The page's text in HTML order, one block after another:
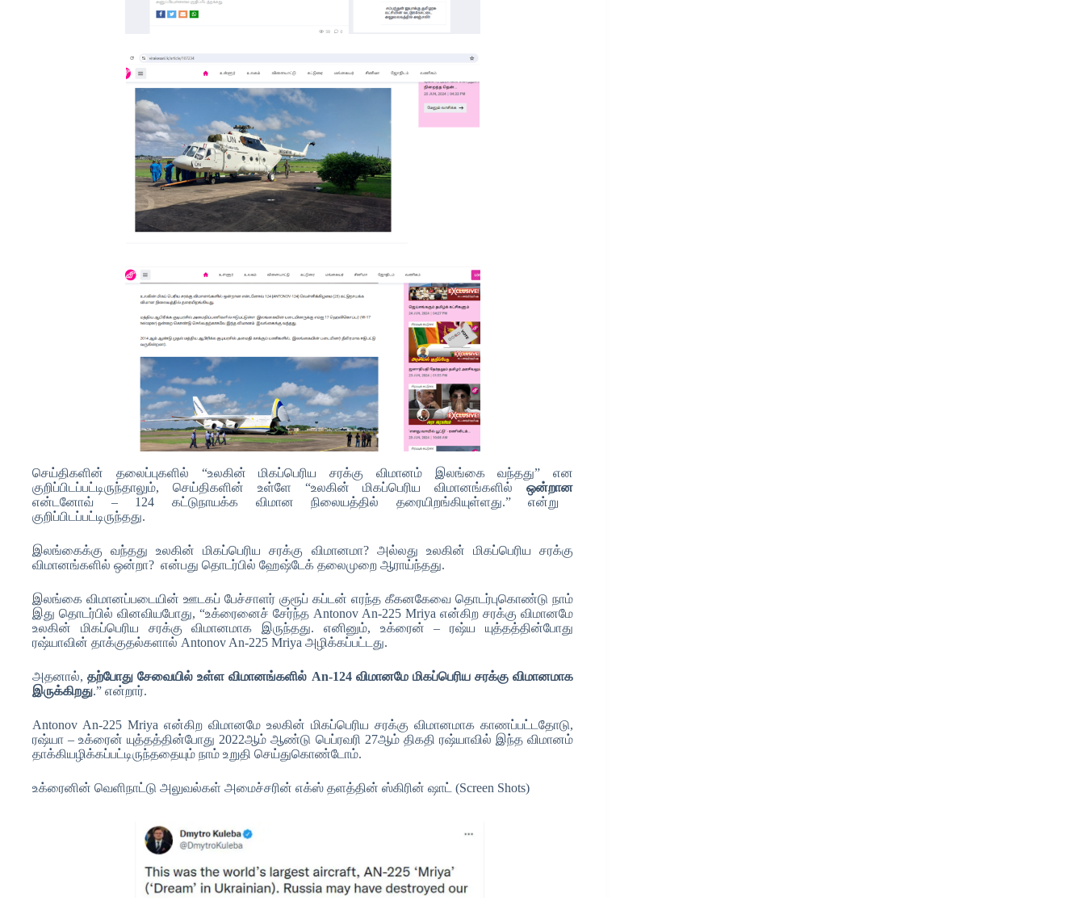
செய்திகளின் தலைப்புகளில் “உலகின் மிகப்பெரிய சரக்கு விமானம் இலங்கை வந்தது” என
குறிப்பிடப்பட்டிருந்தாலும், செய்திகளின் உள்ளே “உலகின் மிகப்பெரிய விமானங்களில் ஒன்றான
என்டனோவ் – 124 கட்டுநாயக்க விமான நிலையத்தில் தரையிறங்கியுள்ளது.” என்று
குறிப்பிடப்பட்டிருந்தது.
இலங்கைக்கு வந்தது உலகின் மிகப்பெரிய சரக்கு விமானமா? அல்லது உலகின் மிகப்பெரிய சரக்கு
விமானங்களில் ஒன்றா? என்பது தொடர்பில் ஹேஷ்டேக் தலைமுறை ஆராய்ந்தது.
இலங்கை விமானப்படையின் ஊடகப் பேச்சாளர் குரூப் கப்டன் எரந்த கீகனகேவை தொடர்புகொண்டு நாம்
இது தொடர்பில் வினவியபோது, “உக்ரைனைச் சேர்ந்த Antonov An-225 Mriya என்கிற சரக்கு விமானமே
உலகின் மிகப்பெரிய சரக்கு விமானமாக இருந்தது. எனினும், உக்ரைன் – ரஷ்ய யுத்தத்தின்போது
ரஷ்யாவின் தாக்குதல்களால் Antonov An-225 Mriya அழிக்கப்பட்டது.
அதனால்,தற்போது சேவையில் உள்ள விமானங்களில் An-124 விமானமே மிகப்பெரிய சரக்கு விமானமாக
இருக்கிறது.” என்றார்.
Antonov An-225 Mriya என்கிற விமானமே உலகின் மிகப்பெரிய சரக்கு விமானமாக காணப்பட்டதோடு,
ரஷ்யா – உக்ரைன் யுத்தத்தின்போது 2022ஆம் ஆண்டு பெப்ரவரி 27ஆம் திகதி ரஷ்யாவில் இந்த விமானம்
தாக்கியழிக்கப்பட்டிருந்ததையும் நாம் உறுதி செய்துகொண்டோம்.
உக்ரைனின் வெளிநாட்டு அலுவல்கள் அமைச்சரின் எக்ஸ் தளத்தின் ஸ்கிரின் ஷாட் (Screen Shots)